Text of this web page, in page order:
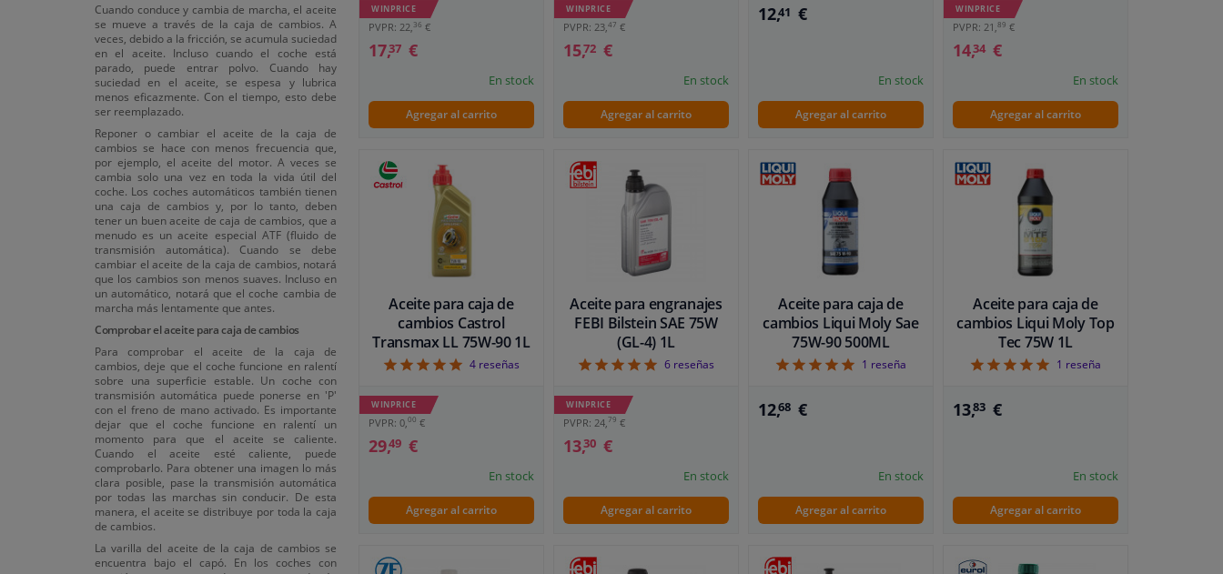
Cuando conduce y cambia de marcha, el aceite
se mueve a través de la caja de cambios. A
veces, debido a la fricción, se acumula suciedad
en el aceite. Incluso cuando el coche está
parado, puede entrar polvo. Cuando hay
suciedad en el aceite, se espesa y lubrica
menos eficazmente. Con el tiempo, esto debe
ser reemplazado.
Reponer o cambiar el aceite de la caja de
cambios se hace con menos frecuencia que,
por ejemplo, el aceite del motor. A veces se
cambia solo una vez en toda la vida útil del
coche. Los coches automáticos también tienen
una caja de cambios y, por lo tanto, deben
tener un buen aceite de caja de cambios, que a
menudo es un aceite especial ATF (fluido de
transmisión automática). Cuando se debe
cambiar el aceite de la caja de cambios, notará
que los cambios son menos suaves. Incluso en
un automático, notará que el coche cambia de
marcha más lentamente que antes.
Comprobar el aceite para caja de cambios
Para comprobar el aceite de la caja de
cambios, deje que el coche funcione en ralentí
sobre una superficie estable. Un coche con
transmisión automática puede ponerse en 'P'
con el freno de mano activado. Es importante
dejar que el coche funcione en ralentí un
momento para que el aceite se caliente.
Cuando el aceite esté caliente, puede
comprobarlo. Para obtener una imagen lo más
clara posible, pase la transmisión automática
por todas las marchas sin conducir. De esta
manera, el aceite se distribuye por toda la caja
de cambios.
La varilla del aceite de la caja de cambios se
encuentra bajo el capó. En los coches con
WINPRICE
PVPR: 22,36 €
17,37 €
En stock
Agregar al carrito
WINPRICE
PVPR: 23,47 €
15,72 €
En stock
Agregar al carrito
12,41 €
En stock
Agregar al carrito
WINPRICE
PVPR: 21,89 €
14,34 €
En stock
Agregar al carrito
Aceite para caja de
cambios Castrol
Transmax LL 75W-90 1L
54 reseñas
WINPRICE
PVPR: 0, 00 €
29,49 €
En stock
Agregar al carrito
Aceite para engranajes
FEBI Bilstein SAE 75W
(GL-4) 1L
56 reseñas
WINPRICE
PVPR: 24, 79 €
13,30 €
En stock
Agregar al carrito
Aceite para caja de
cambios Liqui Moly Sae
75W-90 500ML
51 reseña
12,68 €
En stock
Agregar al carrito
Aceite para caja de
cambios Liqui Moly Top
Tec 75W 1L
51 reseña
13,83 €
En stock
Agregar al carrito